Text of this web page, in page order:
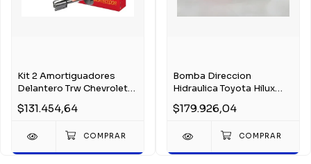
Kit 2 Amortiguadores
Delantero Trw Chevrolet
$131.454,64
Bomba Direccion
Hidraulica Toyota Hilux
$179.926,04